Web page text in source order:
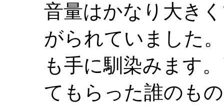
音量はかなり大き
がられていました
も手に馴染みます
てもらった誰のも